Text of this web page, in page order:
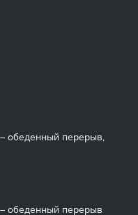
обеденный перерыв,
обеденный перерыв